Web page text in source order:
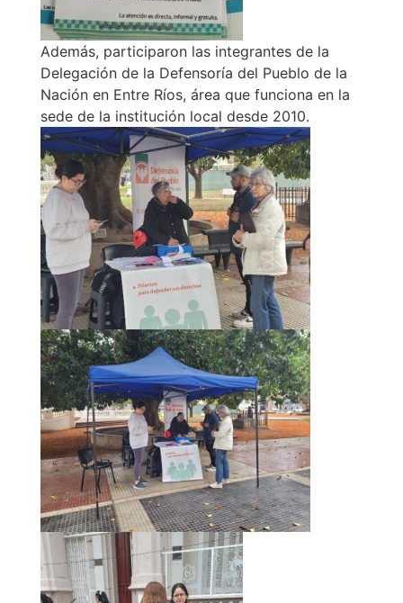
Además, participaron las integrantes de la
Delegación de la Defensoría del Pueblo de la
Nación en Entre Ríos, área que funciona en la
sede de la institución local desde 2010.